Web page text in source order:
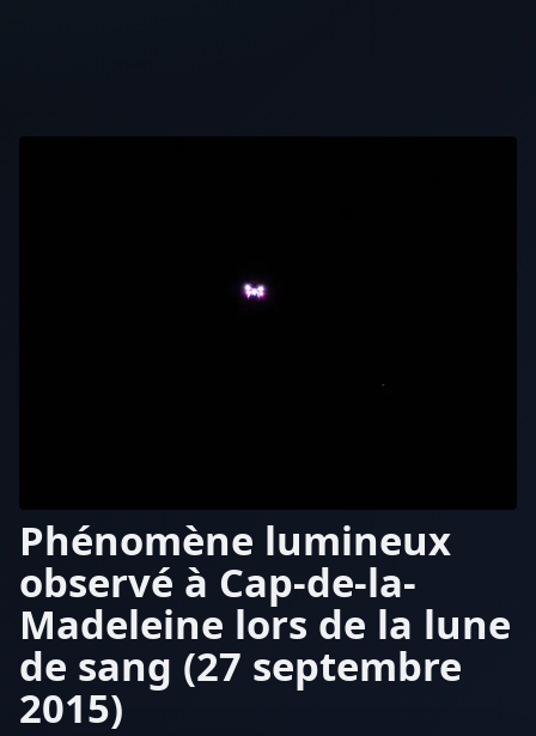
Phénomène lumineux
observé à Cap-de-la-
Madeleine lors de la lune
de sang (27 septembre
2015)